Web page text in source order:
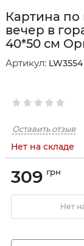
Картина
вечер в
40*50 см
Артикул: LW3554
Оставить отзыв
Нет на складе
309 грн
Нет